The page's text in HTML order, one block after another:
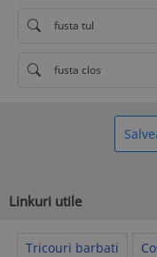
fusta tul
fusta clos
Linkuri utile
Tricouri barbati